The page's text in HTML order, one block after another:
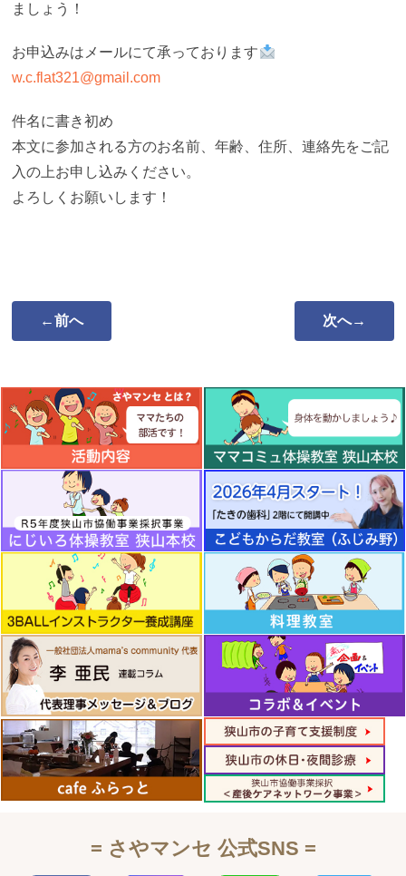
ましょう！
お申込みはメールにて承っております
w.c.flat321@gmail.com
件名に書き初め
本文に参加される方のお名前、年齢、住所、連絡先をご記
入の上お申し込みください。
よろしくお願いします！
←前へ 次へ→
= さやマンセ 公式SNS =